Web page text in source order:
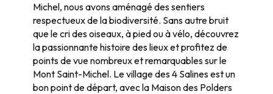
Michel, nous avons aménagé des sentiers
respectueux de la biodiversité. Sans autre bruit
que le cri des oiseaux, à pied ou à vélo, découvrez
la passionnante histoire des lieux et profitez de
points de vue nombreux et remarquables sur le
Mont Saint-Michel. Le village des 4 Salines est un
bon point de départ, avec la Maison des Polders